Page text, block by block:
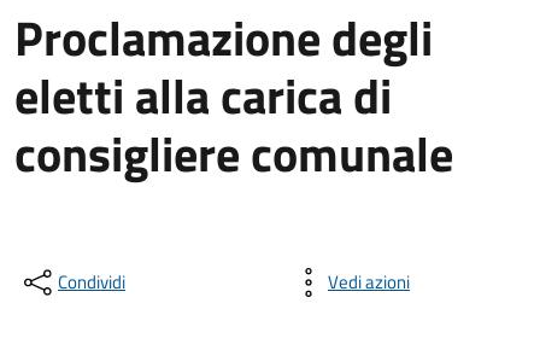
Proclamazione degli
eletti alla carica di
consigliere comunale
Condividi Vedi azioni